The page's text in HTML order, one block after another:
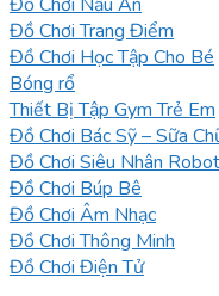
Đồ Chơi Trang Điểm
Đồ Chơi Học Tập Cho Bé
Bóng rổ
Thiết Bị Tập Gym Trẻ Em
Đồ Chơi Bác Sỹ – Sữa
Đồ Chơi Siêu Nhân Robot
Đồ Chơi Búp Bê
Đồ Chơi Âm Nhạc
Đồ Chơi Thông Minh
Đồ Chơi Điện Tử